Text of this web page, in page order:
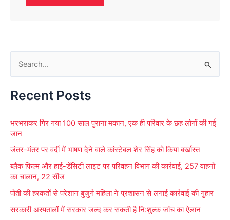
a
c
o
Recent Posts
भरभराकर गिर गया 100 साल पुराना मकान, एक ही परिवार के छह लोगों की गई
जान
जंतर-मंतर पर वर्दी में भाषण देने वाले कांस्टेबल शेर सिंह को किया बर्खास्त
ब्लैक फिल्म और हाई-डेंसिटी लाइट पर परिवहन विभाग की कार्रवाई, 257 वाहनों
का चालान, 22 सीज
पोती की हरकतों से परेशान बुजुर्ग महिला ने प्रशासन से लगाई कार्रवाई की गुहार
सरकारी अस्पतालों में सरकार जल्द कर सकती है नि:शुल्क जांच का ऐलान